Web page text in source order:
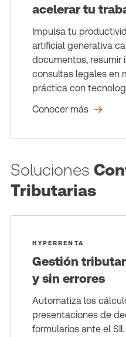
acelerar tu
Impulsa tu
artificial generativa
documentos, resumir
consultas legales en
práctica con
Conocer más
Soluciones
Tributarias
HYPERRENTA
Gestión
y sin errores
Automatiza los
presentaciones de
formularios ante el